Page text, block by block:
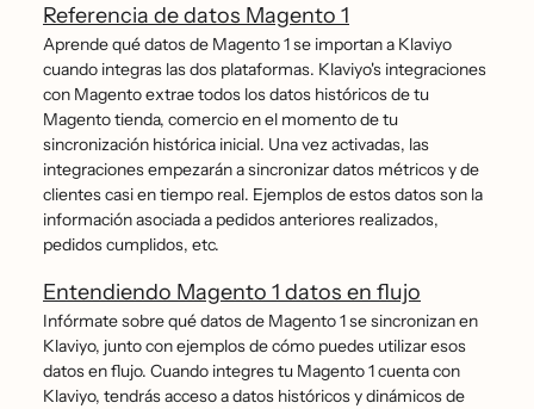
Referencia de datos Magento 1
Aprende qué datos de Magento 1 se importan a Klaviyo
cuando integras las dos plataformas. Klaviyo's integraciones
con Magento extrae todos los datos históricos de tu
Magento tienda, comercio en el momento de tu
sincronización histórica inicial. Una vez activadas, las
integraciones empezarán a sincronizar datos métricos y de
clientes casi en tiempo real. Ejemplos de estos datos son la
información asociada a pedidos anteriores realizados,
pedidos cumplidos, etc.
Entendiendo Magento 1 datos en flujo
Infórmate sobre qué datos de Magento 1 se sincronizan en
Klaviyo, junto con ejemplos de cómo puedes utilizar esos
datos en flujo. Cuando integres tu Magento 1 cuenta con
Klaviyo, tendrás acceso a datos históricos y dinámicos de